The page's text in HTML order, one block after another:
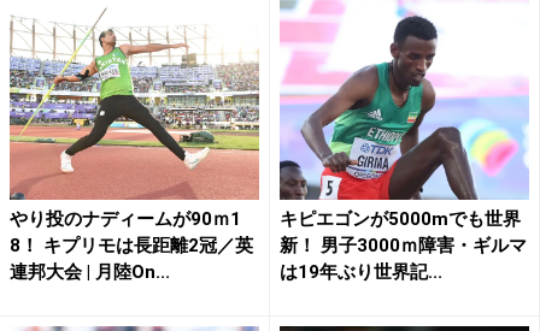
やり投のナディームが90ｍ1
8！ キプリモは長距離2冠／英
連邦大会 | 月陸On...
キピエゴンが5000mでも世界
新！ 男子3000ｍ障害・ギルマ
は19年ぶり世界記...